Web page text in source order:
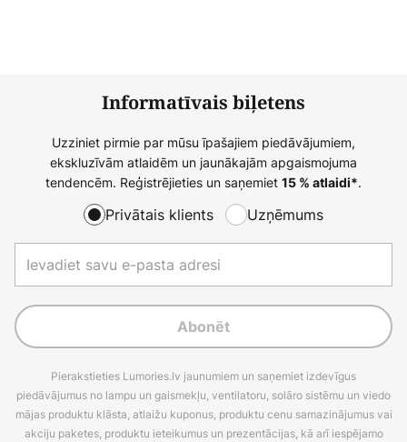
Informatīvais biļetens
Uzziniet pirmie par mūsu īpašajiem piedāvājumiem,
ekskluzīvām atlaidēm un jaunākajām apgaismojuma
tendencēm. Reģistrējieties un saņemiet 15 % atlaidi*.
Privātais klients Uzņēmums
Abonēt
Pierakstieties Lumories.lv jaunumiem un saņemiet izdevīgus
piedāvājumus no lampu un gaismekļu, ventilatoru, solāro sistēmu un viedo
mājas produktu klāsta, atlaižu kuponus, produktu cenu samazinājumus vai
akciju paketes, produktu ieteikumus un prezentācijas, kā arī iespējamo